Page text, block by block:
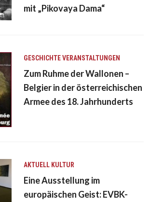
mit „Pikovaya Dama“
GESCHICHTEVERANSTALTUNGEN
Zum Ruhme der Wallonen –
Belgier in der österreichischen
Armee des 18. Jahrhunderts
AKTUELL KULTUR
Eine Ausstellung im
europäischen Geist: EVBK-